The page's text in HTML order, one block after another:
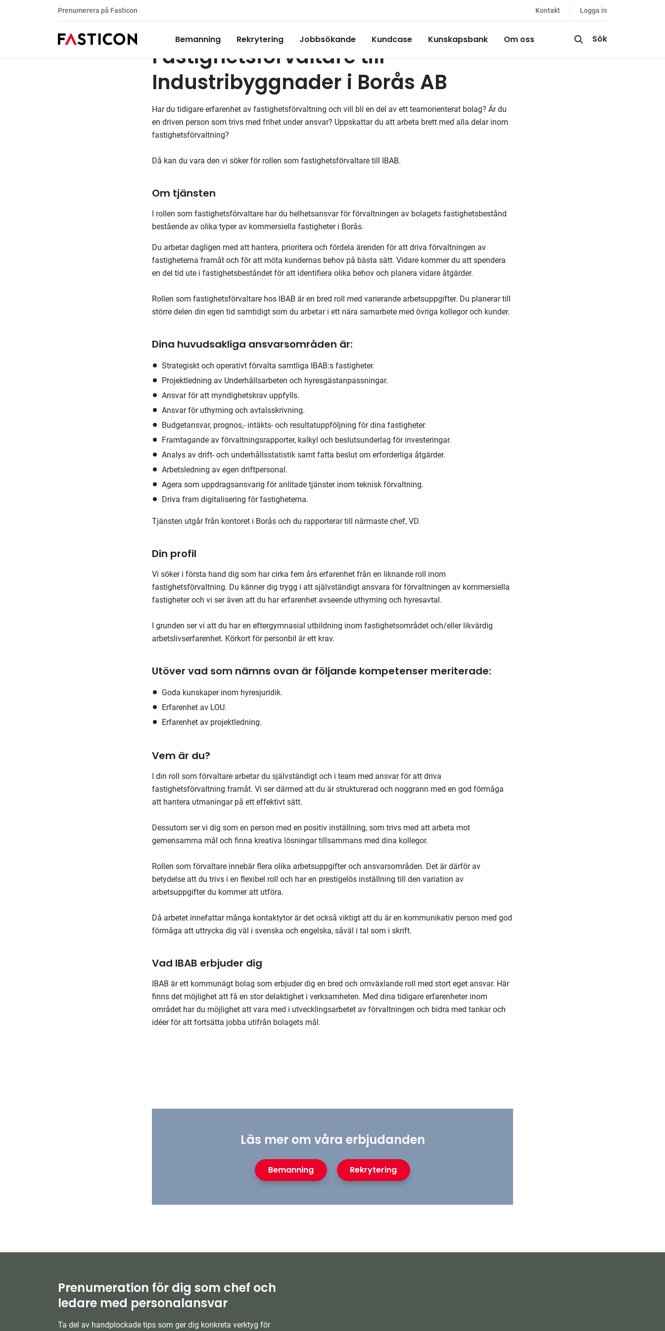
Prenumerera på Fasticon Kontakt Logga in
Bemanning Rekrytering Jobbsökande Kundcase Kunskapsbank Om oss Sök
Tillsatta uppdrag
Fastighetsförvaltare till
Industribyggnader i Borås AB
Har du tidigare erfarenhet av fastighetsförvaltning och vill bli en del av ett teamorienterat bolag? Är du
en driven person som trivs med frihet under ansvar? Uppskattar du att arbeta brett med alla delar inom
fastighetsförvaltning?
Då kan du vara den vi söker för rollen som fastighetsförvaltare till IBAB.
Om tjänsten
I rollen som fastighetsförvaltare har du helhetsansvar för förvaltningen av bolagets fastighetsbestånd
bestående av olika typer av kommersiella fastigheter i Borås.
Du arbetar dagligen med att hantera, prioritera och fördela ärenden för att driva förvaltningen av
fastigheterna framåt och för att möta kundernas behov på bästa sätt. Vidare kommer du att spendera
en del tid ute i fastighetsbeståndet för att identifiera olika behov och planera vidare åtgärder.
Rollen som fastighetsförvaltare hos IBAB är en bred roll med varierande arbetsuppgifter. Du planerar till
större delen din egen tid samtidigt som du arbetar i ett nära samarbete med övriga kollegor och kunder.
Dina huvudsakliga ansvarsområden är:
Strategiskt och operativt förvalta samtliga IBAB:s fastigheter.
Projektledning av Underhållsarbeten och hyresgästanpassningar.
Ansvar för att myndighetskrav uppfylls.
Ansvar för uthyrning och avtalsskrivning.
Budgetansvar, prognos,- intäkts- och resultatuppföljning för dina fastigheter.
Framtagande av förvaltningsrapporter, kalkyl och beslutsunderlag för investeringar.
Analys av drift- och underhållsstatistik samt fatta beslut om erforderliga åtgärder.
Arbetsledning av egen driftpersonal.
Agera som uppdragsansvarig för anlitade tjänster inom teknisk förvaltning.
Driva fram digitalisering för fastigheterna.
Tjänsten utgår från kontoret i Borås och du rapporterar till närmaste chef, VD.
Din profil
Vi söker i första hand dig som har cirka fem års erfarenhet från en liknande roll inom
fastighetsförvaltning. Du känner dig trygg i att självständigt ansvara för förvaltningen av kommersiella
fastigheter och vi ser även att du har erfarenhet avseende uthyrning och hyresavtal.
I grunden ser vi att du har en eftergymnasial utbildning inom fastighetsområdet och/eller likvärdig
arbetslivserfarenhet. Körkort för personbil är ett krav.
Utöver vad som nämns ovan är följande kompetenser meriterade:
Goda kunskaper inom hyresjuridik.
Erfarenhet av LOU.
Erfarenhet av projektledning.
Vem är du?
I din roll som förvaltare arbetar du självständigt och i team med ansvar för att driva
fastighetsförvaltning framåt. Vi ser därmed att du är strukturerad och noggrann med en god förmåga
att hantera utmaningar på ett effektivt sätt.
Dessutom ser vi dig som en person med en positiv inställning, som trivs med att arbeta mot
gemensamma mål och finna kreativa lösningar tillsammans med dina kollegor.
Rollen som förvaltare innebär flera olika arbetsuppgifter och ansvarsområden. Det är därför av
betydelse att du trivs i en flexibel roll och har en prestigelös inställning till den variation av
arbetsuppgifter du kommer att utföra.
Då arbetet innefattar många kontaktytor är det också viktigt att du är en kommunikativ person med god
förmåga att uttrycka dig väl i svenska och engelska, såväl i tal som i skrift.
Vad IBAB erbjuder dig
IBAB är ett kommunägt bolag som erbjuder dig en bred och omväxlande roll med stort eget ansvar. Här
finns det möjlighet att få en stor delaktighet i verksamheten. Med dina tidigare erfarenheter inom
området har du möjlighet att vara med i utvecklingsarbetet av förvaltningen och bidra med tankar och
idéer för att fortsätta jobba utifrån bolagets mål.
Läs mer om våra erbjudanden
Bemanning Rekrytering
Prenumeration för dig som chef och
ledare med personalansvar
Ta del av handplockade tips som ger dig konkreta verktyg för